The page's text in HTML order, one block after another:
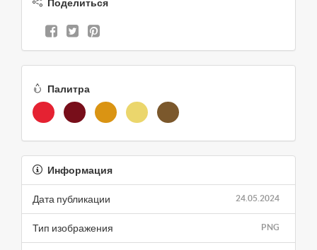
Поделиться
Палитра
Информация
24.05.2024
Дата публикации
PNG
Тип изображения